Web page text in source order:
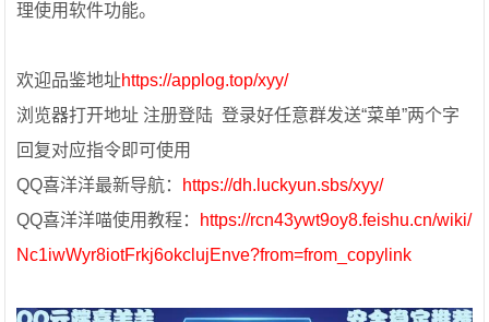
理使用软件功能。
欢迎品鉴地址https://applog.top/xyy/
浏览器打开地址 注册登陆 登录好任意群发送“菜单”两个字
回复对应指令即可使用
QQ喜洋洋最新导航： https://dh.luckyun.sbs/xyy/
QQ喜洋洋喵使用教程： https://rcn43ywt9oy8.feishu.cn/wiki/
Nc1iwWyr8iotFrkj6okclujEnve?from=from_copylink